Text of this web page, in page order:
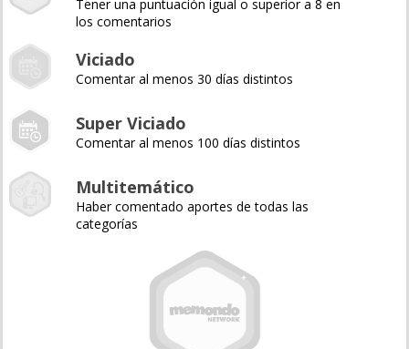
Tener una puntuación igual o superior a 8 en
los comentarios
Viciado
Comentar al menos 30 días distintos
Super Viciado
Comentar al menos 100 días distintos
Multitemático
Haber comentado aportes de todas las
categorías